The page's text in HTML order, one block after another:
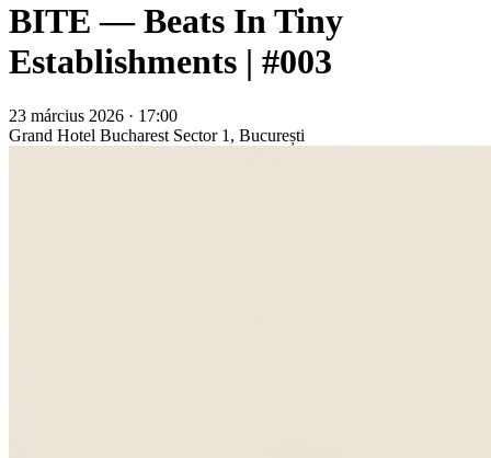
BITE — Beats In Tiny
Establishments | #003
23 március 2026 · 17:00
Grand Hotel Bucharest Sector 1, București